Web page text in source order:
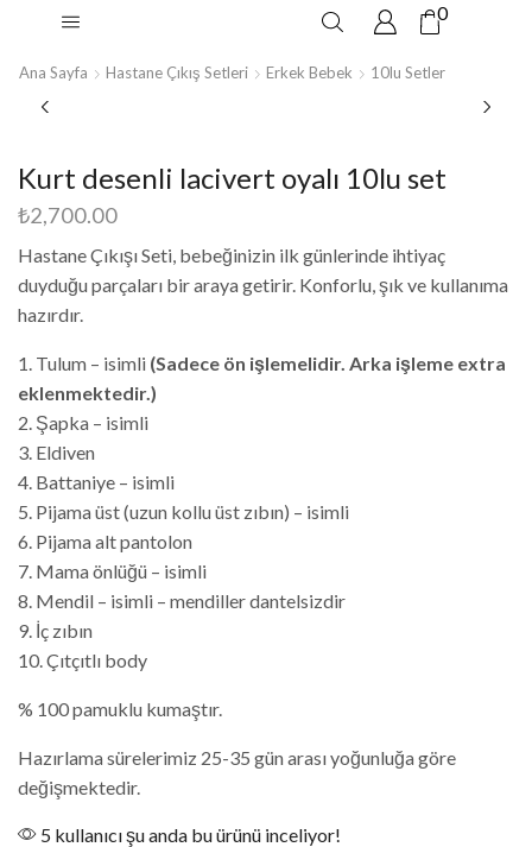
0
Ana Sayfa Hastane Çıkış Setleri Erkek Bebek 10lu Setler
Kurt desenli lacivert oyalı 10lu set
₺2,700.00
Hastane Çıkışı Seti, bebeğinizin ilk günlerinde ihtiyaç
duyduğu parçaları bir araya getirir. Konforlu, şık ve kullanıma
hazırdır.
1. Tulum – isimli (Sadece ön işlemelidir. Arka işleme extra
eklenmektedir.)
2. Şapka – isimli
3. Eldiven
4. Battaniye – isimli
5. Pijama üst (uzun kollu üst zıbın) – isimli
6. Pijama alt pantolon
7. Mama önlüğü – isimli
8. Mendil – isimli – mendiller dantelsizdir
9. İç zıbın
10. Çıtçıtlı body
% 100 pamuklu kumaştır.
Hazırlama sürelerimiz 25-35 gün arası yoğunluğa göre
değişmektedir.
5 kullanıcı şu anda bu ürünü inceliyor!